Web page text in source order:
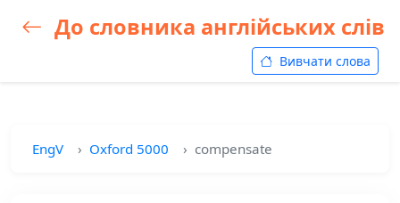
До словника англійських слів
Вивчати слова
EngV Oxford 5000 compensate